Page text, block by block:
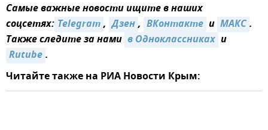
Самые важные новости ищите в наших
соцсетях: Telegram, Дзен, ВКонтакте и MAКС.
Также следите за нами в Одноклассниках и
Rutube.
Читайте также на РИА Новости Крым: